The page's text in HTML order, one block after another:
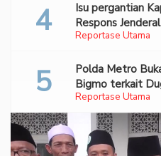
Reportase Utama
Isu pergantian
Respons
Reportase Utama
Polda Metro
Bigmo terkait